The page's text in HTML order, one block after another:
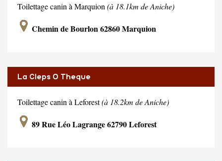
Toilettage canin à Marquion (à 18.1km de Aniche)
Chemin de Bourlon 62860 Marquion
La Cleps O Theque
Toilettage canin à Leforest(à 18.2km de Aniche)
89 Rue Léo Lagrange 62790 Leforest